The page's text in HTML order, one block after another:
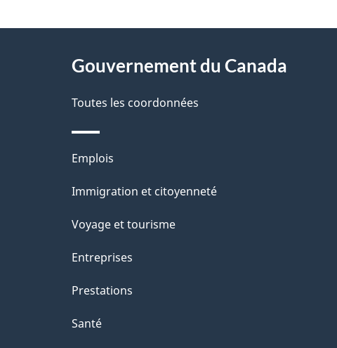
a
l
s
d
e
l
a
p
proposGouvernement du Canada
Toutes les coordonnées
Thèmes
et
Emplois
Immigration et citoyenneté
Voyage et tourisme
Entreprises
Prestations
Santé